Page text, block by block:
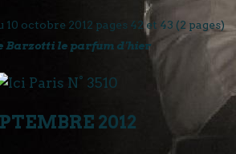
10 octobre 2012 pages 42 et 43 (2 pages)
Barzotti le parfum d'hier
2012